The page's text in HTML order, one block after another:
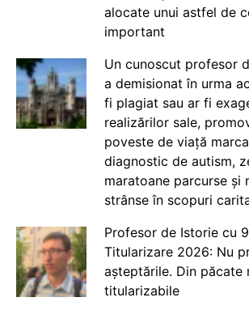
alocate unui astfel de
important
Un cunoscut profesor
a demisionat în urma
fi plagiat sau ar fi
realizărilor sale,
poveste de viață
diagnostic de autism,
maratoane parcurse și
strânse în scopuri
Profesor de Istorie cu
Titularizare 2026: Nu
așteptările. Din păcate
titularizabile